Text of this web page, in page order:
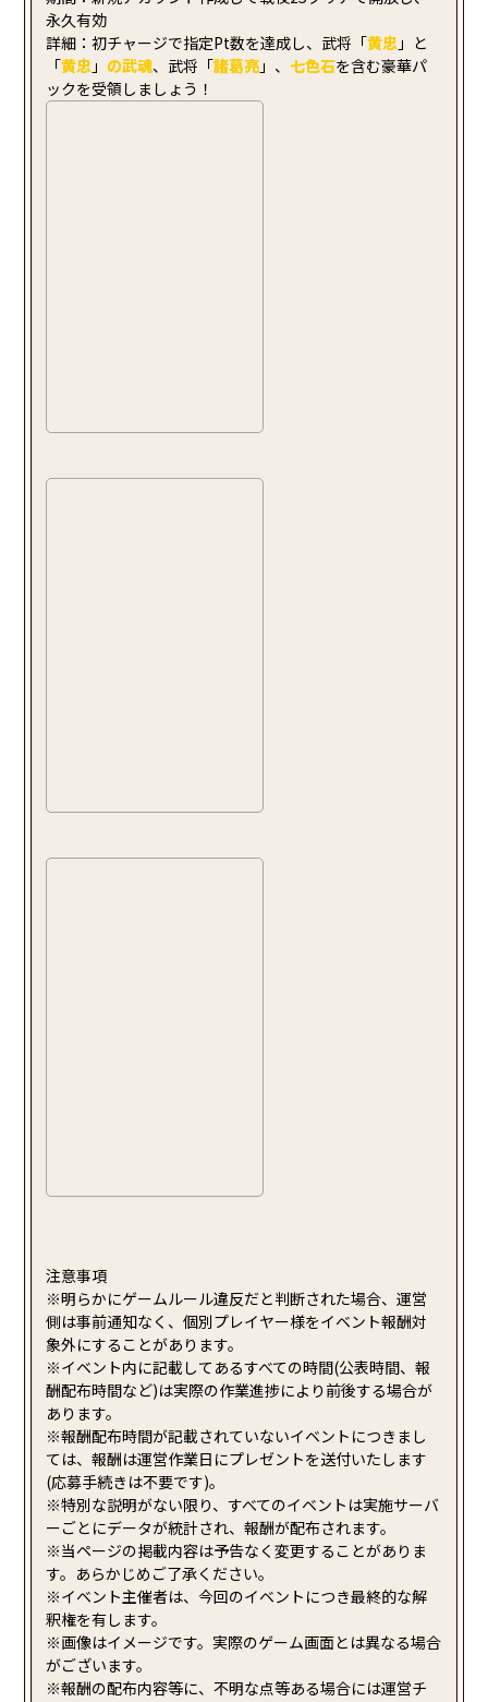
永久有効
詳細：初チャージで指定Pt数を達成し、武将「黄忠 」と
「黄忠 」の武魂、武将「諸葛亮 」、 七色石を含む豪華パ
ックを受領しましょう！
注意事項
※明らかにゲームルール違反だと判断された場合、運営
側は事前通知なく、個別プレイヤー様をイベント報酬対
象外にすることがあります。
※イベント内に記載してあるすべての時間(公表時間、報
酬配布時間など)は実際の作業進捗により前後する場合が
あります。
※報酬配布時間が記載されていないイベントにつきまし
ては、報酬は運営作業日にプレゼントを送付いたします
(応募手続きは不要です)。
※特別な説明がない限り、すべてのイベントは実施サーバ
ーごとにデータが統計され、報酬が配布されます。
※当ページの掲載内容は予告なく変更することがありま
す。あらかじめご了承ください。
※イベント主催者は、今回のイベントにつき最終的な解
釈権を有します。
※画像はイメージです。実際のゲーム画面とは異なる場合
がございます。
※報酬の配布内容等に、不明な点等ある場合には運営チ